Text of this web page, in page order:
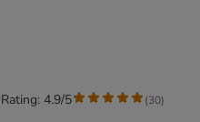
Rating: 4.9/5 (30)